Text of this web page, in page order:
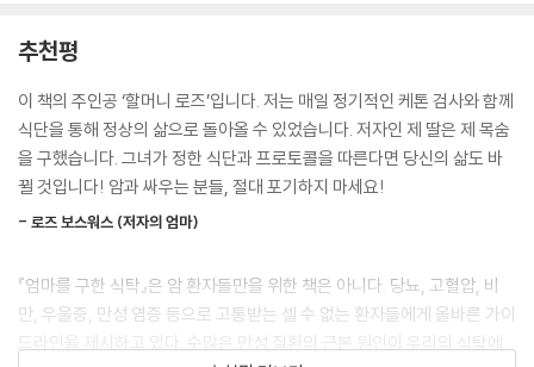
12부. 사악한 제국의 반격
33장. 암세포를 굶겨라 ···277
34장. 영화배우처럼 체중을 감량하라 ···284
[편집자 코멘트] 최고의 체중 감량 다이어트는 무엇일까 ···292
13부. 암과의 싸움에서 승리하다
35장. 케톤이 선물한 두 번째 인생 ···297
에필로그. 포기하지 말고, 끝까지 싸우세요! ···302
옮긴이의 글. 인류 본래의 식단은 무엇인가 ···304
참고문헌 ···310
질병, 즉 암, 당뇨병, 우울증 그리고 치매를 치료하는 최고의 치유자입니
다. 인간의 수행 능력과 회복 탄력성을 향상시킵니다. 케토시스는 내 몸 최
고의 의사입니다.
--- p.45
물 대신 지방으로 몸에 연료를 공급하세요. 당신의 몸은 며칠 내에 탄수화
는 것입니다.
--- p.62
추천평
이 책의 주인공 ‘할머니 로즈’입니다. 저는 매일 정기적인 케톤 검사와 함께
식단을 통해 정상의 삶으로 돌아올 수 있었습니다. 저자인 제 딸은 제 목숨
을 구했습니다. 그녀가 정한 식단과 프로토콜을 따른다면 당신의 삶도 바
뀔 것입니다! 암과 싸우는 분들, 절대 포기하지 마세요!
- 로즈 보스워스 (저자의 엄마)
『엄마를 구한 식탁』은 암 환자들만을 위한 책은 아니다. 당뇨, 고혈압, 비
만, 우울증, 만성 염증 등으로 고통받는 셀 수 없는 환자들에게 올바른 가이
드라인을 제시하고 있다. 수많은 만성 질환의 근본 원인이 우리의 식탁에